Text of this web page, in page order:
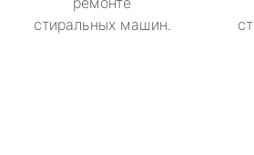
стиральных машин.